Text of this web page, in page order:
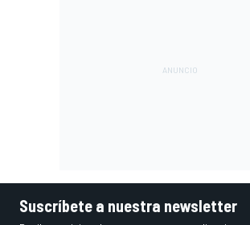
Suscríbete a nuestra newsletter